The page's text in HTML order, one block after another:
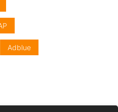
Adblue